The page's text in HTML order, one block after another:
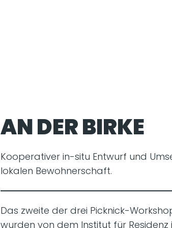
AN DER BIRKE
Kooperativer in-situ Entwurf und
lokalen Bewohnerschaft.
Das zweite der drei Picknick-
wurden von dem Institut für